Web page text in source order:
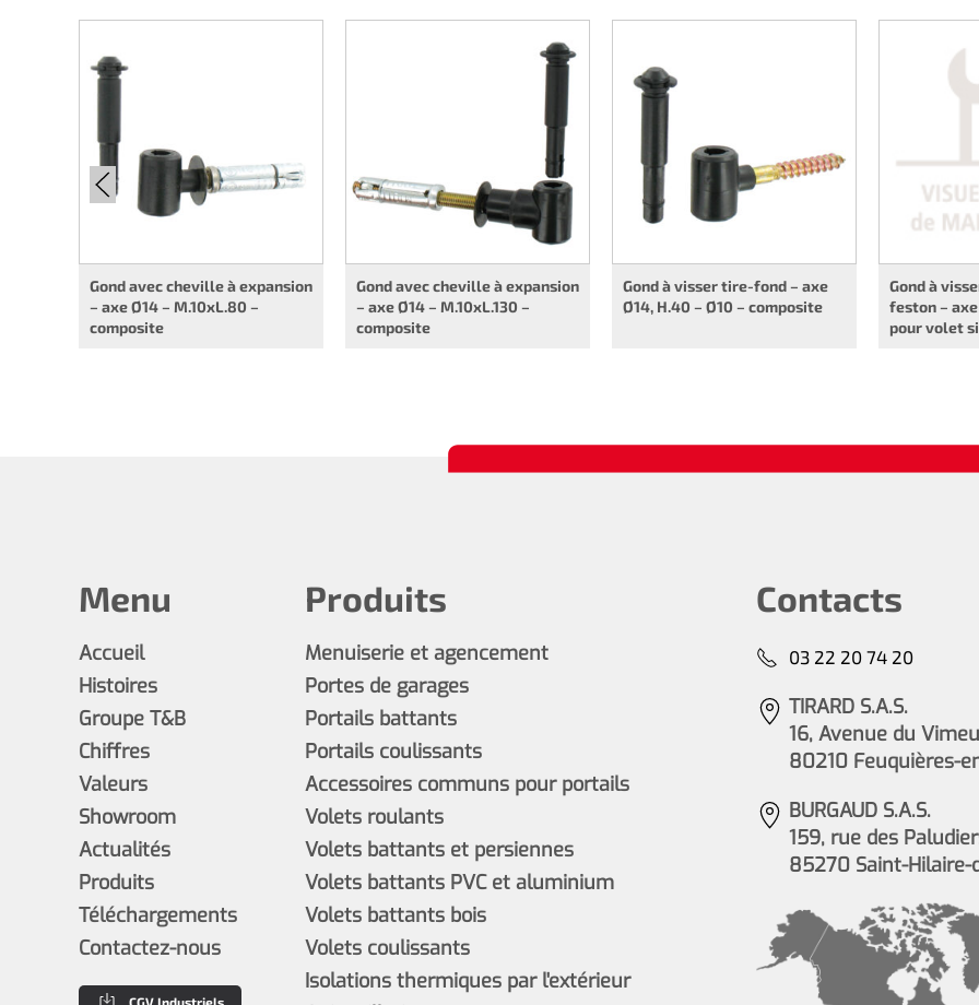
Gond avec cheville à expansion
– axe Ø14 – M.10xL.80 –
composite
Gond avec cheville à expansion
– axe Ø14 – M.10xL.130 –
composite
Gond à visser tire-fond – axe
Ø14, H.40 – Ø10 – composite
Gond à
feston –
pour volet
Produits
Menuiserie et agencement
Portes de garages
Portails battants
Portails coulissants
Accessoires communs pour portails
Volets roulants
Volets battants et persiennes
Volets battants PVC et aluminium
Volets battants bois
Volets coulissants
Isolations thermiques par l'extérieur
Menu
Accueil
Histoires
Groupe T&B
Chiffres
Valeurs
Showroom
Actualités
Produits
Téléchargements
Contactez-nous
CGV Industriels
Contacts
03 22 20 74 20
TIRARD S.A.S.
16, Avenue du
80210 Feuquières-
BURGAUD S.A.S.
159, rue des
85270 Saint-Hilaire-